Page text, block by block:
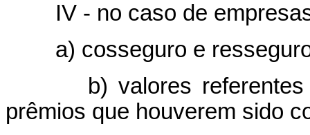
IV - no caso de
a) cosseguro e resseguro
b) valores referentes a
prêmios que houverem sido